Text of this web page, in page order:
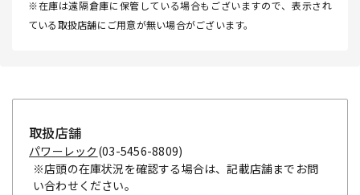
※在庫は遠隔倉庫に保管している場合もございますので、表示され
ている取扱店舗にご用意が無い場合がございます。
取扱店舗
パワーレック (03-5456-8809)
※店頭の在庫状況を確認する場合は、記載店舗までお問
い合わせください。